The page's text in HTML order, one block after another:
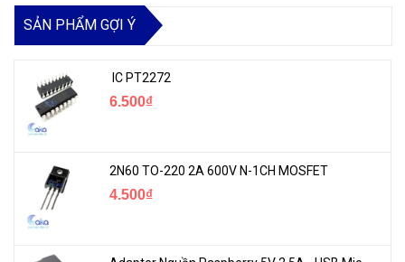
SẢN PHẨM GỢI Ý
IC PT2272
6.500₫
2N60 TO-220 2A 600V N-1CH MOSFET
4.500₫